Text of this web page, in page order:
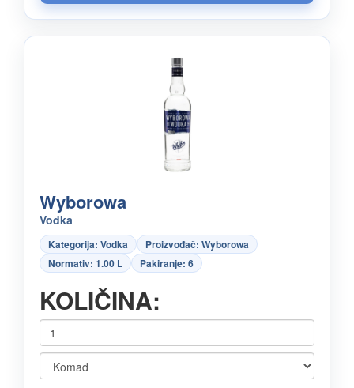
Wyborowa
Vodka
Kategorija: Vodka
Proizvođač: Wyborowa
Normativ: 1.00 L
Pakiranje: 6
KOLIČINA: